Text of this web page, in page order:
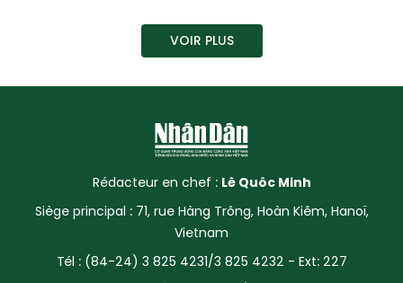
INTERNATIONAL
INFOGRAPHIE
PHOTO
VIDÉO
À PROPOS DU "PEUPLE"
VOIR PLUS
Rédacteur en chef : Lê Quôc Minh
Siège principal : 71, rue Hàng Trông, Hoàn Kiêm, Hanoï,
Vietnam
Tél : (84-24) 3 825 4231/3 825 4232 - Ext: 227